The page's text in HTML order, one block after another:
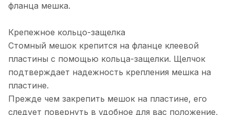
фланца мешка.
Крепежное кольцо-защелка
Стомный мешок крепится на фланце клеевой
пластины с помощью кольца-защелки. Щелчок
подтверждает надежность крепления мешка на
пластине.
Прежде чем закрепить мешок на пластине, его
следует повернуть в удобное для вас положение,